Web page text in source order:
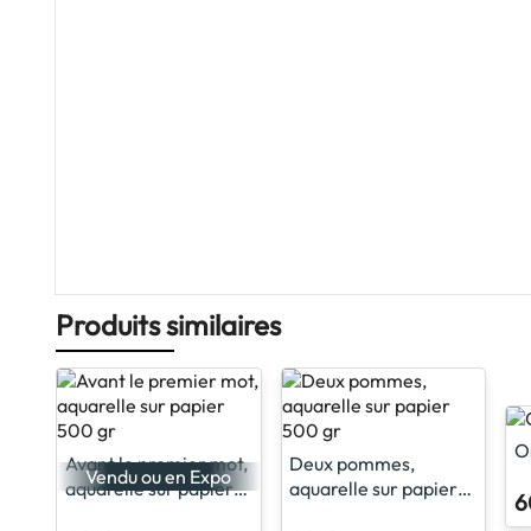
Produits similaires
Vendu ou en Expo
Avant le premier mot,
aquarelle sur papier
Deux pommes,
aquarelle sur papier